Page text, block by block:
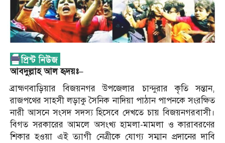
আবদুল্লাহ আল হৃদয়ঃ–
ব্রাহ্মণবাড়িয়ার বিজয়নগর উপজেলার চান্দুরার কৃতি সন্তান,
রাজপথের সাহসী লড়াকু সৈনিক নাদিয়া পাঠান পাপনকে সংরক্ষিত
নারী আসনে সংসদ সদস্য হিসেবে দেখতে চায় বিজয়নগরবাসী।
বিগত সরকারের আমলে অসংখ্য হামলা-মামলা ও কারাবরণের
শিকার হওয়া এই ত্যাগী নেত্রীকে যোগ্য সম্মান প্রদানের দাবি